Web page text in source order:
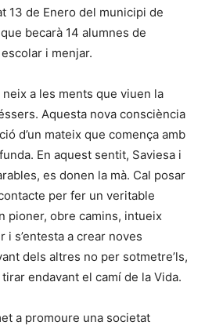
13 de Enero del municipi de
becarà 14 alumnes de
i menjar.
a les ments que viuen la
Aquesta nova consciència
d’un mateix que comença amb
En aquest sentit, Saviesa i
es donen la mà. Cal posar
per fer un veritable
pioner, obre camins, intueix
s’entesta a crear noves
dels altres no per sotmetre’ls,
endavant el camí de la Vida.
a promoure una societat